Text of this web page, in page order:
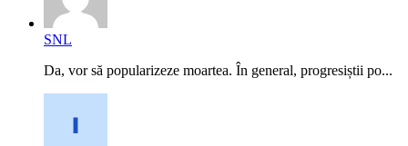
SNL
Da, vor să popularizeze moartea. În general, progresiștii po...